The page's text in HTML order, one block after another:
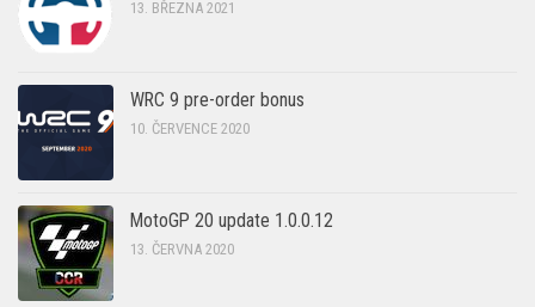
13. BŘEZNA 2021
WRC 9 pre-order bonus
10. ČERVENCE 2020
MotoGP 20 update 1.0.0.12
13. ČERVNA 2020